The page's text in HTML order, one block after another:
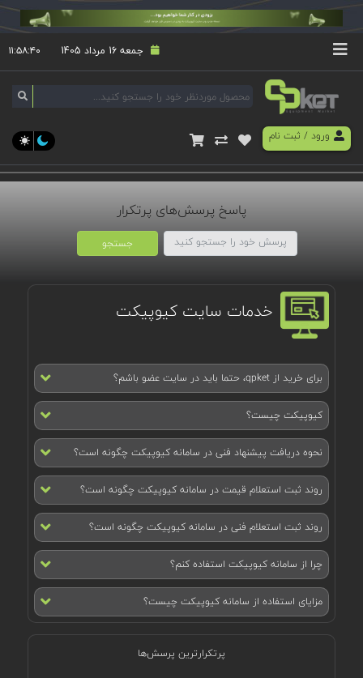
جمعه 16 مرداد 1405 ۱۱:۵۸:۴۰
ورود/ ثبت نام
پاسخ پرسش‌های پرتکرار
جستجو
خدمات سایت کیوپیکت
برای خرید از qpket، حتما باید در سایت عضو باشم؟
کیوپیکت چیست؟
نحوه دریافت پیشنهاد فنی در سامانه کیوپیکت چگونه است؟
روند ثبت استعلام قیمت در سامانه کیوپیکت چگونه است؟
روند ثبت استعلام فنی در سامانه کیوپیکت چگونه است؟
چرا از سامانه کیوپیکت استفاده کنم؟
مزایای استفاده از سامانه کیوپیکت چیست؟
پرتکرارترین پرسش‌ها